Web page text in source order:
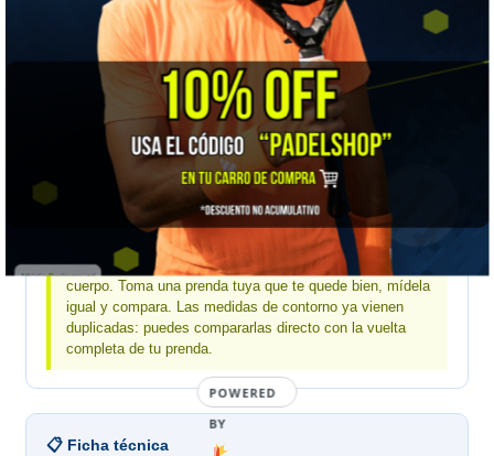
MEDIDA XS S
Contorno cintura 56 62
Contorno cadera 68 74 80
Largo entrepierna 62 63
Mide una prenda tuya, no tu cuerpo:estas medidas
son de la prenda estirada sobre una mesa, no de tu
cuerpo. Toma una prenda tuya que te quede bien, mídela
igual y compara. Las medidas de contorno ya vienen
duplicadas: puedes compararlas directo con la vuelta
completa de tu prenda.
📋 Ficha técnica
POWERED
BY